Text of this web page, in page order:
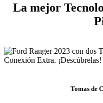
La mejor
Tomas de